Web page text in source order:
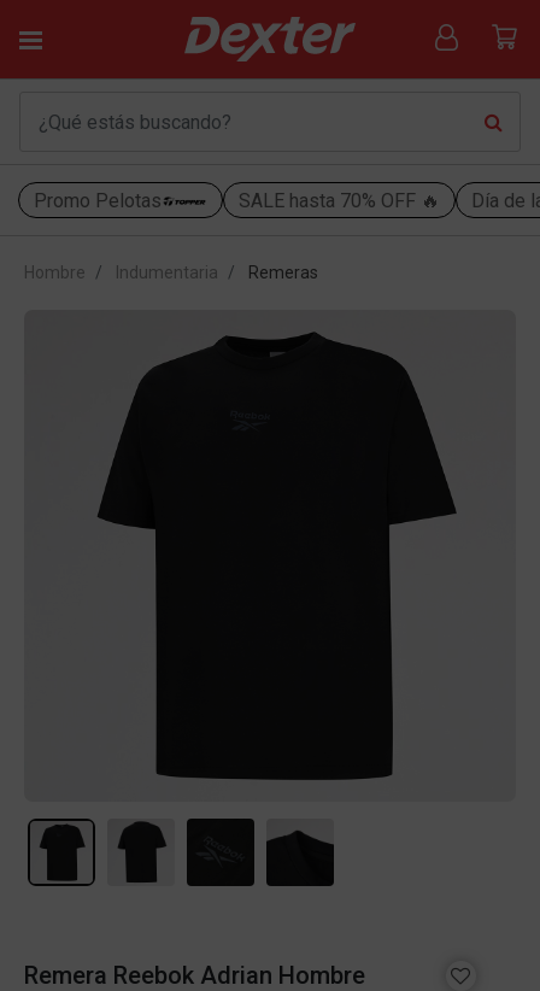
Promo Pelotas SALE hasta 70% OFF 🔥 Día de
Hombre Indumentaria Remeras
Remera Reebok Adrian Hombre